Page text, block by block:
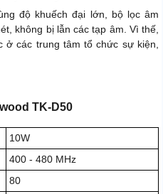
độ khuếch đại lớn, bộ lọc âm
không bị lẫn các tạp âm. Vì thế,
ở các trung tâm tổ chức sự kiện,
TK-D50
10W
400 - 480 MHz
80